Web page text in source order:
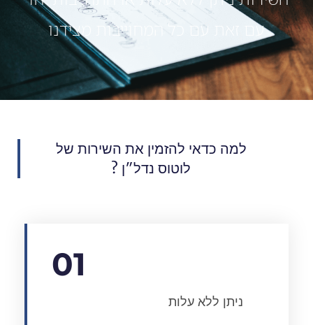
עם זאת עם כל המחוייבות מצידנו
למה כדאי להזמין את השירות של
לוטוס נדל״ן ?
01
ניתן ללא עלות